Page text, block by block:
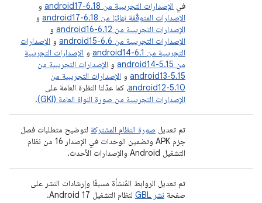
في الإصدارات التجريبية من android17-6.18
و
الإصدارات المتوقّفة نهائيًا من android17-6.18
و
الإصدارات التجريبية من android16-6.12
و
الإصدارات التجريبية من android15-6.6
و الإصدارات
التجريبية من android14-6.1
و الإصدارات التجريبية
من android14-5.15
و الإصدارات التجريبية من
android13-5.15 و الإصدارات التجريبية من
android12-5.10، كما عدّلنا النظرة العامة على
الإصدارات التجريبية من صورة النواة العامة (GKI)
.
تم تعديل صورة النظام المشتركة لتوضيح متطلبات فصل
حِزم APK وتضمين الوحدات في الإصدار 16 من نظام
التشغيل Android والإصدارات الأحدث.
تم تعديل الروابط المُنشأة مسبقًا وإرشادات النشر على
صفحة نشر GBL لنظام التشغيل Android 17.